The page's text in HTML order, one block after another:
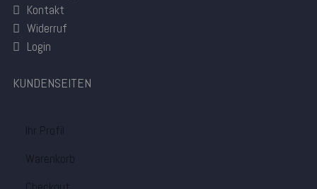
Kontakt
Widerruf
Login
KUNDENSEITEN
Ihr Profil
Warenkorb